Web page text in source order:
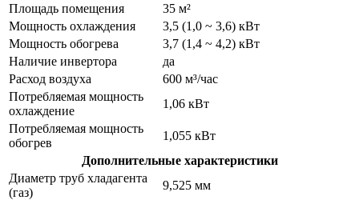
Площадь помещения
35 м²
Мощность охлаждения
3,5 (1,0 ~ 3,6) кВт
Мощность обогрева
3,7 (1,4 ~ 4,2) кВт
Наличие инвертора
да
Расход воздуха
600 м³/час
Потребляемая мощность
охлаждение
1,06 кВт
Потребляемая мощность
обогрев
1,055 кВт
Дополнительные характеристики
Диаметр труб хладагента
(газ)
9,525 мм